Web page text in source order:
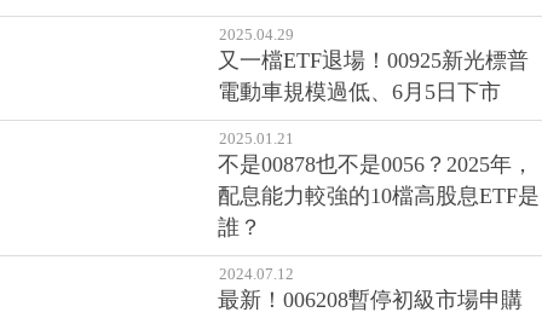
2025.04.29
又一檔ETF退場！00925新光標普
電動車規模過低、6月5日下市
2025.01.21
不是00878也不是0056？2025年，
配息能力較強的10檔高股息ETF是
誰？
2024.07.12
最新！006208暫停初級市場申購